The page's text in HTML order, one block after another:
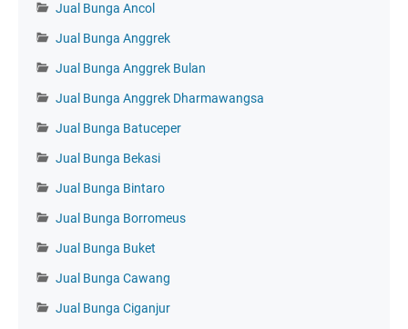
Jual Bunga Ancol
Jual Bunga Anggrek
Jual Bunga Anggrek Bulan
Jual Bunga Anggrek Dharmawangsa
Jual Bunga Batuceper
Jual Bunga Bekasi
Jual Bunga Bintaro
Jual Bunga Borromeus
Jual Bunga Buket
Jual Bunga Cawang
Jual Bunga Ciganjur